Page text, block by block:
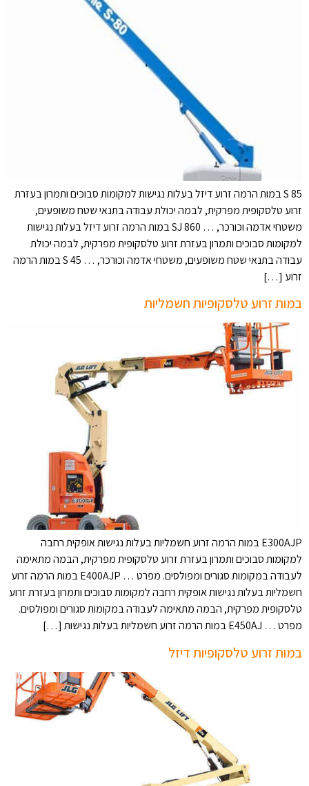
S 85 במות הרמה זרוע דיזל בעלות נגישות למקומות סבוכים ותמרון בעזרת
זרוע טלסקופית מפרקית, לבמה יכולת עבודה בתנאי שטח משופעים,
משטחי אדמה וכורכר, … SJ 860 במות הרמה זרוע דיזל בעלות נגישות
למקומות סבוכים ותמרון בעזרת זרוע טלסקופית מפרקית, לבמה יכולת
עבודה בתנאי שטח משופעים, משטחי אדמה וכורכר, … S 45 במות הרמה
זרוע […]
במות זרוע טלסקופיות חשמליות
E300AJP במות הרמה זרוע חשמליות בעלות נגישות אופקית רחבה
למקומות סבוכים ותמרון בעזרת זרוע טלסקופית מפרקית, הבמה מתאימה
לעבודה במקומות סגורים ומפולסים. מפרט … E400AJP במות הרמה זרוע
חשמליות בעלות נגישות אופקית רחבה למקומות סבוכים ותמרון בעזרת זרוע
טלסקופית מפרקית, הבמה מתאימה לעבודה במקומות סגורים ומפולסים.
מפרט … E450AJ במות הרמה זרוע חשמליות בעלות נגישות […]
במות זרוע טלסקופיות דיזל